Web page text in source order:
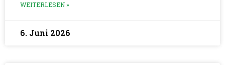
WEITERLESEN »
6. Juni 2026